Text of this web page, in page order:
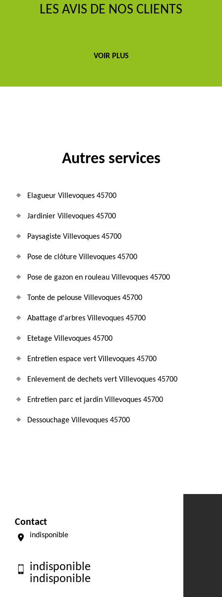
LES AVIS DE NOS CLIENTS
VOIR PLUS
Autres services
Elagueur Villevoques 45700
Jardinier Villevoques 45700
Paysagiste Villevoques 45700
Pose de clôture Villevoques 45700
Pose de gazon en rouleau Villevoques 45700
Tonte de pelouse Villevoques 45700
Abattage d'arbres Villevoques 45700
Etetage Villevoques 45700
Entretien espace vert Villevoques 45700
Enlevement de dechets vert Villevoques 45700
Entretien parc et jardin Villevoques 45700
Dessouchage Villevoques 45700
Contact
indisponible
indisponible
indisponible